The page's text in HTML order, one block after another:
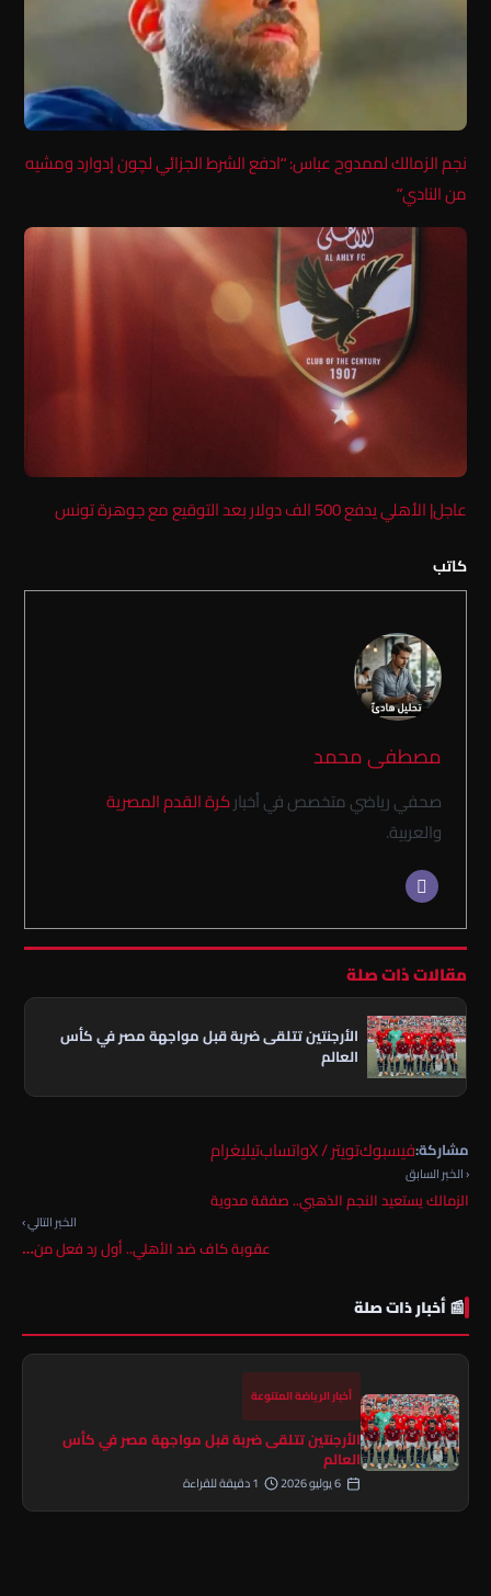
نجم الزمالك لممدوح عباس: “ادفع الشرط الجزائي لچون إدوارد ومشيه
من النادي”
عاجل| الأهلي يدفع 500 الف دولار بعد التوقيع مع جوهرة تونس
كاتب
مصطفى محمد
صحفي رياضي متخصص في أخباركرة القدم المصرية
والعربية.
مقالات ذات صلة
الأرجنتين تتلقى ضربة قبل مواجهة مصر في كأس
العالم
مشاركة:فيسبوكتويتر / X واتسابتيليغرام
‹ الخبر السابق
الزمالك يستعيد النجم الذهبي.. صفقة مدوية
الخبر التالي ›
عقوبة كاف ضد الأهلي.. أول رد فعل من…
📰 أخبار ذات صلة
أخبار الرياضة المتنوعة
الأرجنتين تتلقى ضربة قبل مواجهة مصر في كأس
العالم